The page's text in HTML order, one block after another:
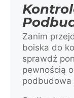
Zanim
boiska do
sprawdź
pewnością
podbudowa